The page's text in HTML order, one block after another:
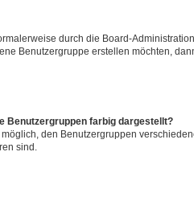
durch die Board-
Benutzergruppe erstellen möchten,
Benutzergruppen farbig dargestellt?
den Benutzergruppen
sind.